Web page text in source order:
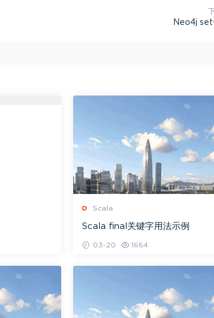
Neo4j set
Scala
Scala final关键字用法示例
03-20 1664